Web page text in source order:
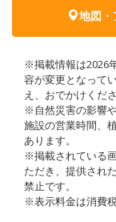
地図・
※掲載情報は2026
容が変更となって
え、おでかけくださ
※自然災害の影響
施設の営業時間、
あります。
※掲載されている
ただき、提供され
禁止です。
※表示料金は消費